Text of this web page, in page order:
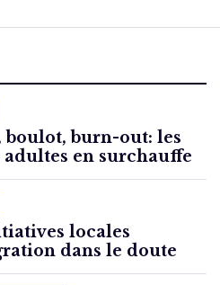
boulot, burn-out: les
adultes en surchauffe
locales
dans le doute